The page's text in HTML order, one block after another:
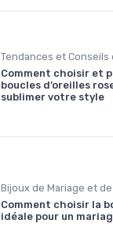
Comment choisir et
boucles d’oreilles
sublimer votre style
Comment choisir la
idéale pour un